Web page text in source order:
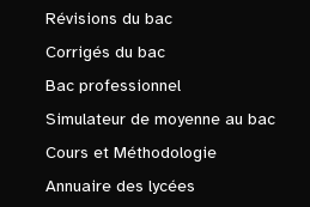
Révisions du bac
Corrigés du bac
Bac professionnel
Simulateur de moyenne au bac
Cours et Méthodologie
Annuaire des lycées